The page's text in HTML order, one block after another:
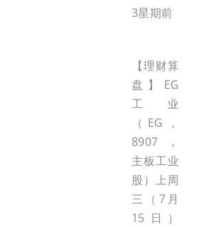
3星期前
【理财算
盘】EG
工业
（EG，
8907，
主板工业
股）上周
三（7月
15日）